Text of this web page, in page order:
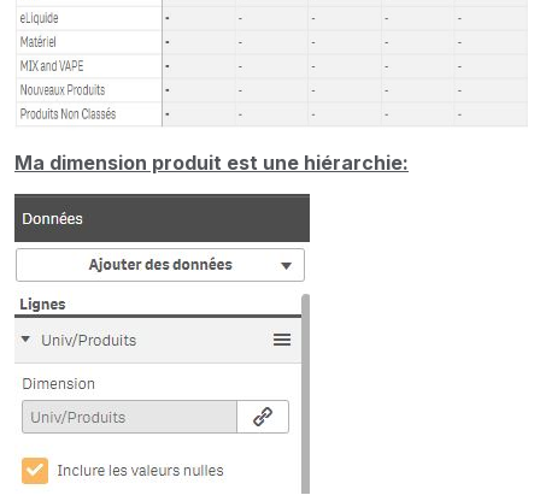
Ma dimension produit est une hiérarchie: